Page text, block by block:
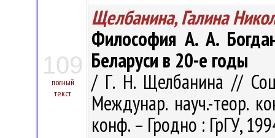
109
полный
текст
Щелбанина, Галина
Философия А. А.
Беларуси в 20-е годы
/ Г. Н. Щелбанина //
Междунар. науч.-теор.
конф. – Гродно : ГрГУ,